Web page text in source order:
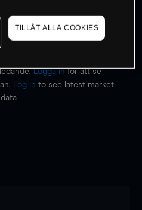
Logga inför att se
Log in to see latest market
data
TILLÅT ALLA COOKIES